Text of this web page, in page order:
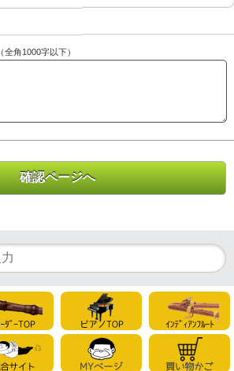
（全角1000字以下）